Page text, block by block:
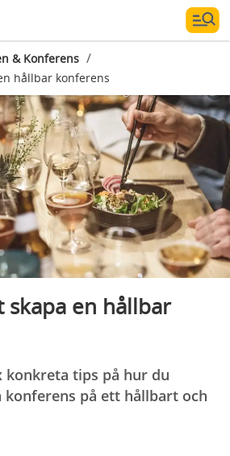
& Konferens /
hållbar konferens
en hållbar
konkreta tips på hur du
konferens på ett hållbart och